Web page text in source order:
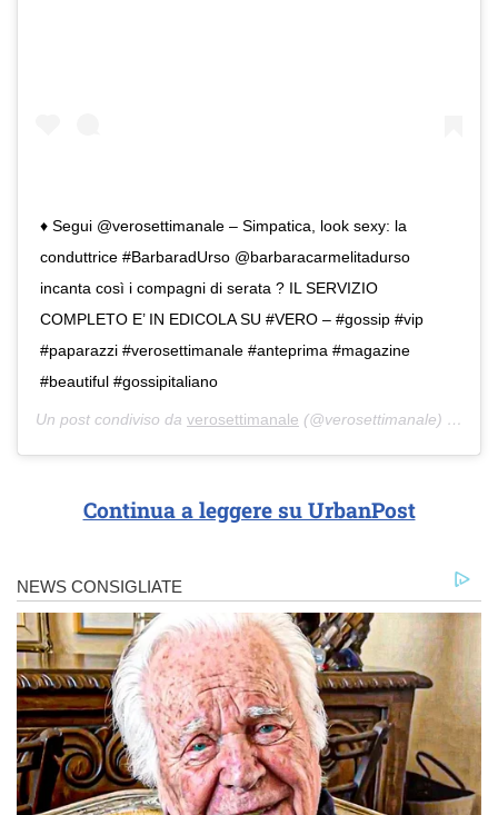
♦️ Segui @verosettimanale – Simpatica, look sexy: la
conduttrice #BarbaradUrso @barbaracarmelitadurso
incanta così i compagni di serata ? IL SERVIZIO
COMPLETO E’ IN EDICOLA SU #VERO – #gossip #vip
#paparazzi #verosettimanale #anteprima #magazine
#beautiful #gossipitaliano
Un post condiviso da verosettimanale (@verosettimanale) in data:
Continua a leggere su UrbanPost